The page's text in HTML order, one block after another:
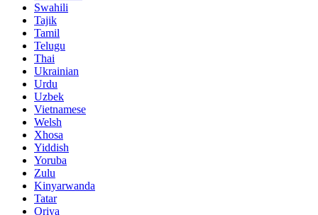
Swahili
Tajik
Tamil
Telugu
Thai
Ukrainian
Urdu
Uzbek
Vietnamese
Welsh
Xhosa
Yiddish
Yoruba
Zulu
Kinyarwanda
Tatar
Oriya